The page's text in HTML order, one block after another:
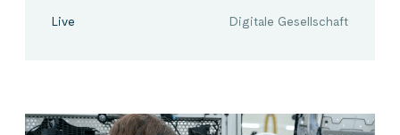
Live Digitale Gesellschaft